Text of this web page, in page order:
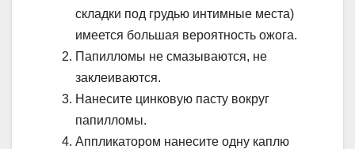
складки под грудью интимные места)
имеется большая вероятность ожога.
Папилломы не смазываются, не
заклеиваются.
Нанесите цинковую пасту вокруг
папилломы.
Аппликатором нанесите одну каплю